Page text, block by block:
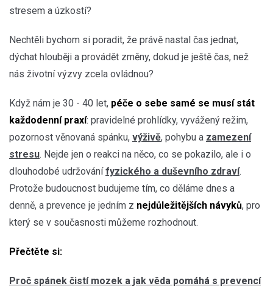
stresem a úzkostí?
Nechtěli bychom si poradit, že právě nastal čas jednat,
dýchat hlouběji a provádět změny, dokud je ještě čas, než
nás životní výzvy zcela ovládnou?
Když nám je 30 - 40 let, péče o sebe samé se musí stát
každodenní praxí: pravidelné prohlídky, vyvážený režim,
pozornost věnovaná spánku, výživě, pohybu a zamezení
stresu. Nejde jen o reakci na něco, co se pokazilo, ale i o
dlouhodobé udržovánífyzického a duševního zdraví.
Protože budoucnost budujeme tím, co děláme dnes a
denně, a prevence je jedním z nejdůležitějších návyků, pro
který se v současnosti můžeme rozhodnout.
Přečtěte si:
Proč spánek čistí mozek a jak věda pomáhá s prevencí